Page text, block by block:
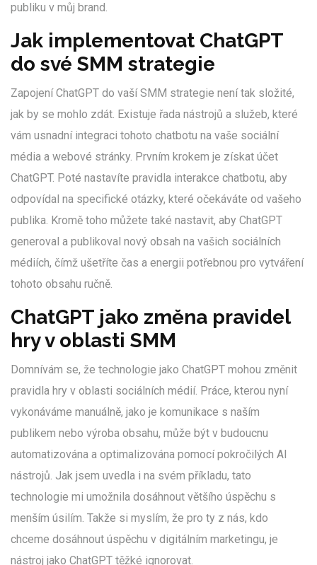
publiku v můj brand.
Jak implementovat ChatGPT
do své SMM strategie
Zapojení ChatGPT do vaší SMM strategie není tak složité,
jak by se mohlo zdát. Existuje řada nástrojů a služeb, které
vám usnadní integraci tohoto chatbotu na vaše sociální
média a webové stránky. Prvním krokem je získat účet
ChatGPT. Poté nastavíte pravidla interakce chatbotu, aby
odpovídal na specifické otázky, které očekáváte od vašeho
publika. Kromě toho můžete také nastavit, aby ChatGPT
generoval a publikoval nový obsah na vašich sociálních
médiích, čímž ušetříte čas a energii potřebnou pro vytváření
tohoto obsahu ručně.
ChatGPT jako změna pravidel
hry v oblasti SMM
Domnívám se, že technologie jako ChatGPT mohou změnit
pravidla hry v oblasti sociálních médií. Práce, kterou nyní
vykonáváme manuálně, jako je komunikace s naším
publikem nebo výroba obsahu, může být v budoucnu
automatizována a optimalizována pomocí pokročilých AI
nástrojů. Jak jsem uvedla i na svém příkladu, tato
technologie mi umožnila dosáhnout většího úspěchu s
menším úsilím. Takže si myslím, že pro ty z nás, kdo
chceme dosáhnout úspěchu v digitálním marketingu, je
nástroj jako ChatGPT těžké ignorovat.